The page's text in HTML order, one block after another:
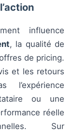
influence
, la qualité de
de pricing.
et les retours
l’expérience
ou une
réelle
Sur